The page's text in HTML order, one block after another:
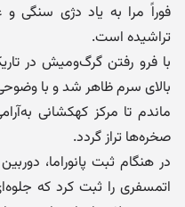
فوراً مرا به یاد دژی سنگی
تراشیده است.
با فرو رفتن گرگ‌ومیش در
بالای سرم ظاهر شد و با
ماندم تا مرکز کهکشانی
صخره‌ها تراز گردد.
در هنگام ثبت پانوراما،
اتمسفری را ثبت کرد که